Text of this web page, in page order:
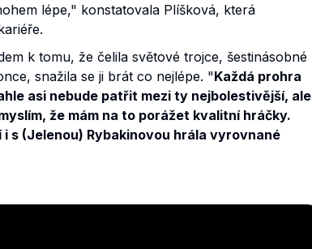
lépe," konstatovala Plíšková, která
k tomu, že čelila světové trojce, šestinásobné
snažila se ji brát co nejlépe. "Každá prohra
asi nebude patřit mezi ty nejbolestivější, ale
že mám na to porážet kvalitní hráčky.
s (Jelenou) Rybakinovou hrála vyrovnané